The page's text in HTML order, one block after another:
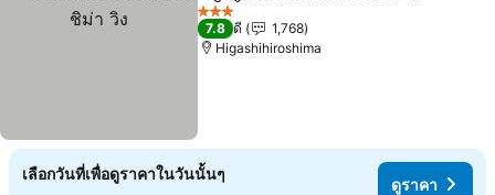
3 ดาว
7.8 ดี
1,768
Higashihiroshima
เลือกวันที่เพื่อดูราคาในวันนั้นๆ
ดูราคา